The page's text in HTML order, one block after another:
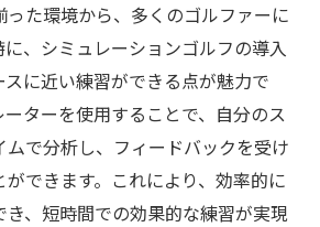
テムの安心感
ゴルフ練習環境
ーと安全の両立
習に集中できる理由
での安全なゴルフライフ
心して通える理由
った環境から、多くのゴルファーに
、シミュレーションゴルフの導入
に近い練習ができる点が魅力で
ターを使用することで、自分のス
で分析し、フィードバックを受け
できます。これにより、効率的に
、短時間での効果的な練習が実現